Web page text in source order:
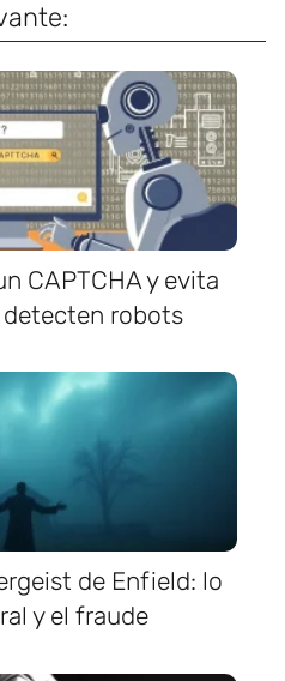
CAPTCHA y evita
robots
de Enfield: lo
y el fraude